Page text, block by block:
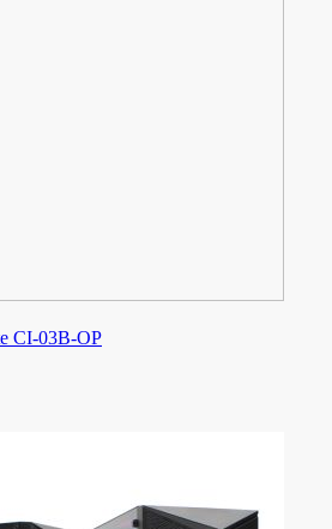
CI-03B-OP